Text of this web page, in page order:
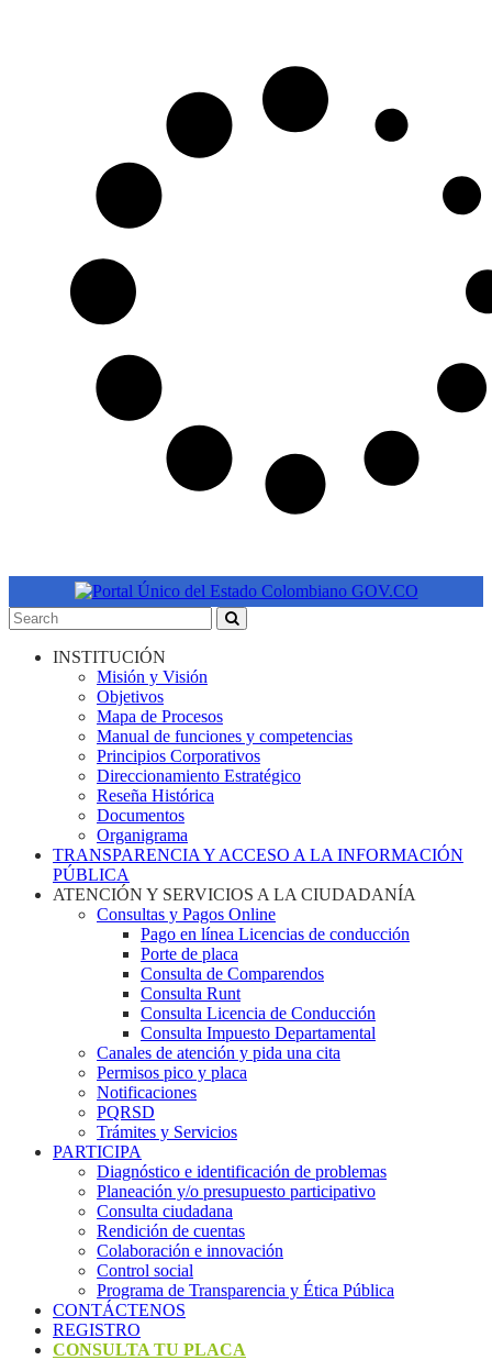
INSTITUCIÓN
Misión y Visión
Objetivos
Mapa de Procesos
Manual de funciones y competencias
Principios Corporativos
Direccionamiento Estratégico
Reseña Histórica
Documentos
Organigrama
TRANSPARENCIA Y ACCESO A LA INFORMACIÓN
PÚBLICA
ATENCIÓN Y SERVICIOS A LA CIUDADANÍA
Consultas y Pagos Online
Pago en línea Licencias de conducción
Porte de placa
Consulta de Comparendos
Consulta Runt
Consulta Licencia de Conducción
Consulta Impuesto Departamental
Canales de atención y pida una cita
Permisos pico y placa
Notificaciones
PQRSD
Trámites y Servicios
PARTICIPA
Diagnóstico e identificación de problemas
Planeación y/o presupuesto participativo​
Consulta ciudadana
Rendición de cuentas
Colaboración e innovación
Control social
Programa de Transparencia y Ética Pública
CONTÁCTENOS
REGISTRO
CONSULTA TU PLACA